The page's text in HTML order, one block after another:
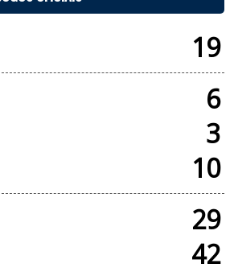
19
6
3
10
29
42